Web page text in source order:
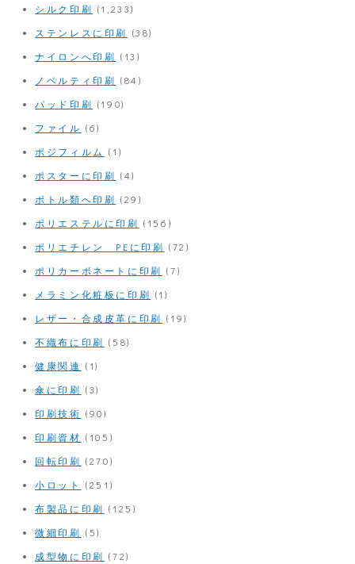
シルク印刷 (1,233)
ステンレスに印刷 (38)
ナイロンへ印刷 (13)
ノベルティ印刷 (84)
パッド印刷 (190)
ファイル (6)
ポジフィルム (1)
ポスターに印刷 (4)
ボトル類へ印刷 (29)
ポリエステルに印刷 (156)
ポリエチレン PEに印刷 (72)
ポリカーボネートに印刷 (7)
メラミン化粧板に印刷 (1)
レザー・合成皮革に印刷 (19)
不織布に印刷 (58)
健康関連 (1)
傘に印刷 (3)
印刷技術 (90)
印刷資材 (105)
回転印刷 (270)
小ロット
(251)
布製品に印刷 (125)
微細印刷 (5)
成型物に印刷 (72)